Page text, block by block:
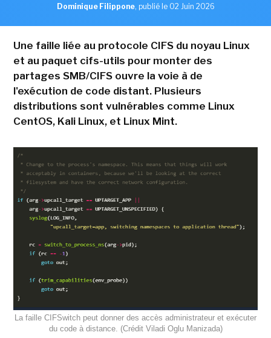
Dominique Filippone, publié le 02 Juin 2026
Une faille liée au protocole CIFS du noyau Linux
et au paquet cifs-utils pour monter des
partages SMB/CIFS ouvre la voie à de
l'exécution de code distant. Plusieurs
distributions sont vulnérables comme Linux
CentOS, Kali Linux, et Linux Mint.
La faille CIFSwitch peut donner des accès administrateur et exécuter
du code à distance. (Crédit Viladi Oglu Manizada)